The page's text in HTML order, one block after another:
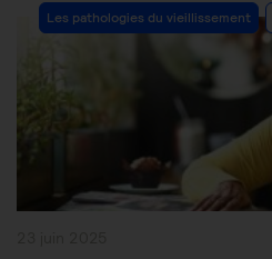
Post
Category:
Les pathologies du vieillissement